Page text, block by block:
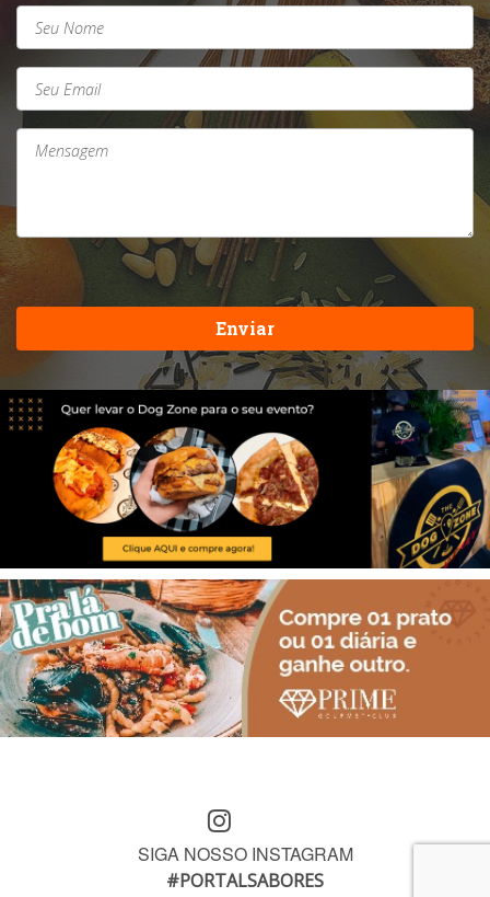
Enviar
SIGA NOSSO INSTAGRAM
#PORTALSABORES